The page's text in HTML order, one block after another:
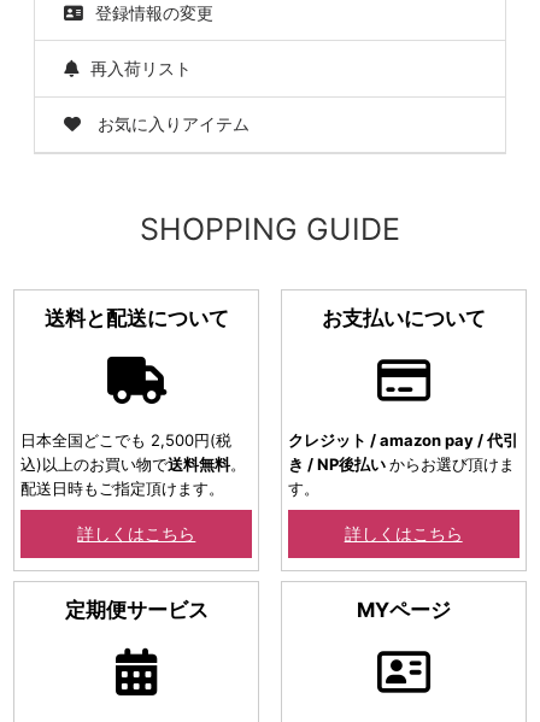
登録情報の変更
再入荷リスト
お気に入りアイテム
SHOPPING GUIDE
送料と配送について
日本全国どこでも 2,500円(税
込)以上のお買い物で送料無料。
配送日時もご指定頂けます。
詳しくはこちら
お支払いについて
クレジット / amazon pay / 代引
き / NP後払い からお選び頂けま
す。
詳しくはこちら
定期便サービス MYページ